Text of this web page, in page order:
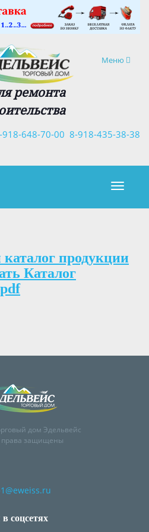
Навигация
Меню
ремонта
8-918-435-38-38
918-648-70-00
×
продукции
Каталог
дом Эдельвейс
права защищены
соцсетях